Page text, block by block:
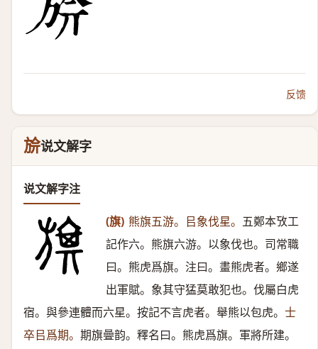
反馈
㫅说文解字
说文解字注
(旗) 熊旗五游。㠯象伐星。 五鄭本攷工
記作六。熊旗六游。以象伐也。司常職
曰。熊虎爲旗。注曰。畫熊虎者。鄉遂
出軍賦。象其守猛莫敢犯也。伐屬白虎
宿。與參連體而六星。按記不言虎者。舉熊以包虎。 士
卒㠯爲期。 期旗曡韵。釋名曰。熊虎爲旗。軍將所建。